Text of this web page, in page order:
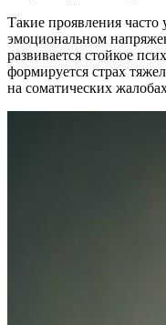
Такие проявления
эмоциональном
развивается стойкое
формируется страх
на соматических